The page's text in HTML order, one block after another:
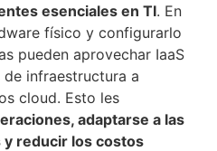
esenciales en TI. En
físico y configurarlo
pueden aprovechar IaaS
de infraestructura a
cloud. Esto les
adaptarse a las
y reducir los costos